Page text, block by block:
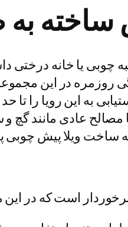
ساخته
چوبی یا خانه
روزمره در این
به این رویا را
عادی مانند گچ
ساخت ویلا پیش
برخوردار است که در